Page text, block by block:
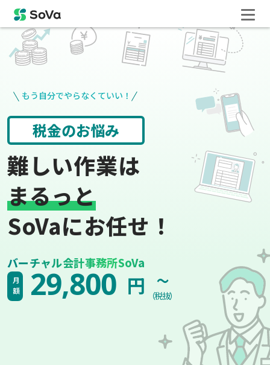
もう自分でやらなくていい！
役所手続き 給与計算
難しい作業は
まるっと
SoVaにお任せ！
バーチャル会計事務所SoVa
月額 29,800 円 ~
（税抜）